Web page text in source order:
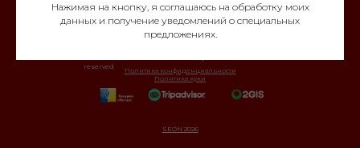
reserved
и событий гостиницы «Северная»
SEON 2026
Политика конфиденциальности
Политика куки
Нажимая на кнопку, я соглашаюсь на обработку моих
данных и получение уведомлений о специальных
предложениях.